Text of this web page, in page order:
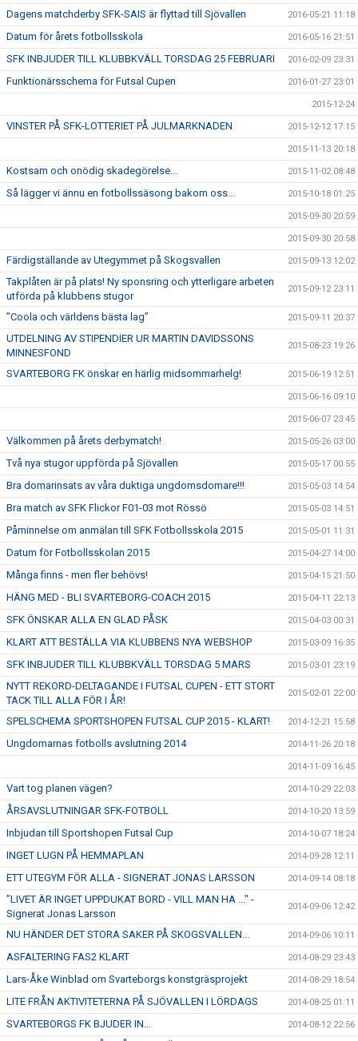
Dagens matchderby SFK-SAIS är flyttad till Sjövallen 2016-05-21 11:18
Datum för årets fotbollsskola 2016-05-16 21:51
SFK INBJUDER TILL KLUBBKVÄLL TORSDAG 25 FEBRUARI 2016-02-09 23:31
Funktionärsschema för Futsal Cupen 2016-01-27 23:01
2015-12-24
VINSTER PÅ SFK-LOTTERIET PÅ JULMARKNADEN 2015-12-12 17:15
2015-11-13 20:18
Kostsam och onödig skadegörelse... 2015-11-02 08:48
Så lägger vi ännu en fotbollssäsong bakom oss... 2015-10-18 01:25
2015-09-30 20:59
2015-09-30 20:58
Färdigställande av Utegymmet på Skogsvallen 2015-09-13 12:02
Takplåten är på plats! Ny sponsring och ytterligare arbeten
utförda på klubbens stugor
2015-09-12 23:11
”Coola och världens bästa lag” 2015-09-11 20:37
UTDELNING AV STIPENDIER UR MARTIN DAVIDSSONS
MINNESFOND
2015-08-23 19:26
SVARTEBORG FK önskar en härlig midsommarhelg! 2015-06-19 12:51
2015-06-16 09:10
2015-06-07 23:45
Välkommen på årets derbymatch! 2015-05-26 03:00
Två nya stugor uppförda på Sjövallen 2015-05-17 00:55
Bra domarinsats av våra duktiga ungdomsdomare!!! 2015-05-03 14:54
Bra match av SFK Flickor F01-03 mot Rössö 2015-05-03 14:51
Påminnelse om anmälan till SFK Fotbollsskola 2015 2015-05-01 11:31
Datum för Fotbollsskolan 2015 2015-04-27 14:00
Många finns - men fler behövs! 2015-04-15 21:50
HÄNG MED - BLI SVARTEBORG-COACH 2015 2015-04-11 22:13
SFK ÖNSKAR ALLA EN GLAD PÅSK 2015-04-03 00:31
KLART ATT BESTÄLLA VIA KLUBBENS NYA WEBSHOP 2015-03-09 16:35
SFK INBJUDER TILL KLUBBKVÄLL TORSDAG 5 MARS 2015-03-01 23:19
NYTT REKORD-DELTAGANDE I FUTSAL CUPEN - ETT STORT
TACK TILL ALLA FÖR I ÅR!
2015-02-01 22:00
SPELSCHEMA SPORTSHOPEN FUTSAL CUP 2015 - KLART! 2014-12-21 15:58
Ungdomarnas fotbolls avslutning 2014 2014-11-26 20:18
2014-11-09 16:45
Vart tog planen vägen? 2014-10-29 22:03
ÅRSAVSLUTNINGAR SFK-FOTBOLL 2014-10-20 13:59
Inbjudan till Sportshopen Futsal Cup 2014-10-07 18:24
INGET LUGN PÅ HEMMAPLAN 2014-09-28 12:11
ETT UTEGYM FÖR ALLA - SIGNERAT JONAS LARSSON 2014-09-14 08:18
”LIVET ÄR INGET UPPDUKAT BORD - VILL MAN HA ..." -
Signerat Jonas Larsson
2014-09-06 12:42
NU HÄNDER DET STORA SAKER PÅ SKOGSVALLEN... 2014-09-06 10:11
ASFALTERING FAS2 KLART 2014-08-29 23:43
Lars-Åke Winblad om Svarteborgs konstgräsprojekt 2014-08-29 18:54
LITE FRÅN AKTIVITETERNA PÅ SJÖVALLEN I LÖRDAGS 2014-08-25 01:11
SVARTEBORGS FK BJUDER IN... 2014-08-12 22:56